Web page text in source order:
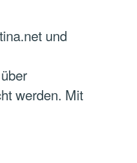
und
werden. Mit